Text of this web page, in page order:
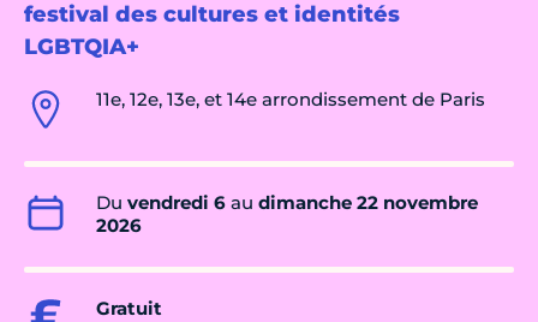
festival des cultures et identités
LGBTQIA+
11e, 12e, 13e, et 14e arrondissement de Paris
Du vendredi 6 au dimanche 22 novembre
2026
Gratuit